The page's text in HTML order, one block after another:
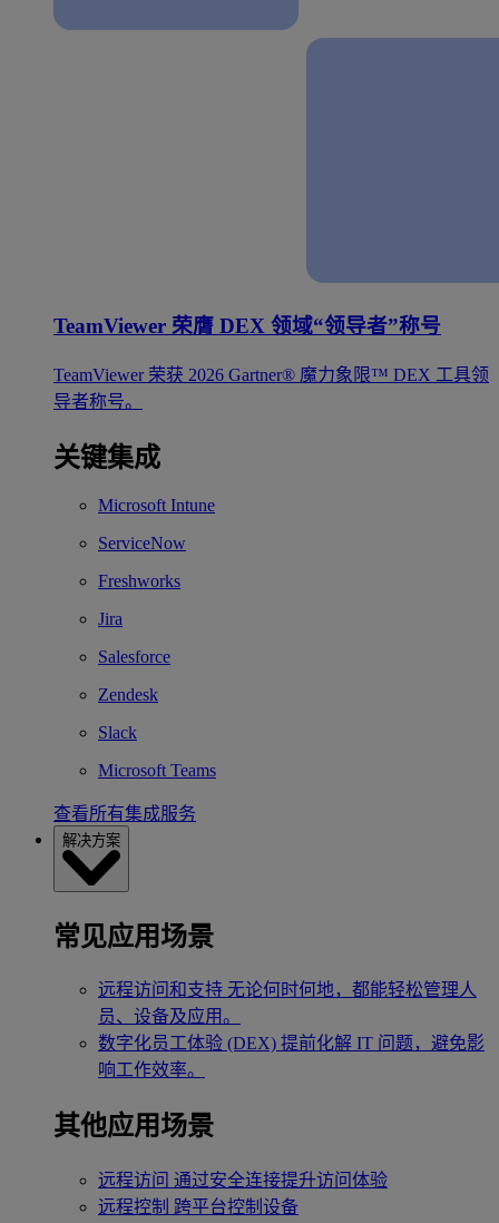
TeamViewer 荣膺 DEX 领域“领导者”称号
TeamViewer 荣获 2026 Gartner® 魔力象限™ DEX 工具领
导者称号。
关键集成
Microsoft Intune
ServiceNow
Freshworks
Jira
Salesforce
Zendesk
Slack
Microsoft Teams
查看所有集成服务
解决方案
常见应用场景
远程访问和支持 无论何时何地，都能轻松管理人
员、设备及应用。
数字化员工体验 (DEX) 提前化解 IT 问题，避免影
响工作效率。
其他应用场景
远程访问 通过安全连接提升访问体验
远程控制 跨平台控制设备